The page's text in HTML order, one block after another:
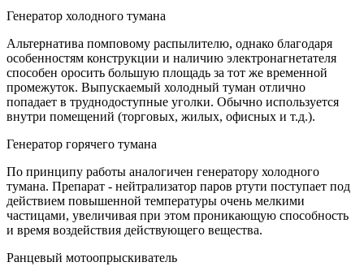
Генератор холодного тумана
Альтернатива помповому распылителю, однако благодаря
особенностям конструкции и наличию электронагнетателя
способен оросить большую площадь за тот же временной
промежуток. Выпускаемый холодный туман отлично
попадает в труднодоступные уголки. Обычно используется
внутри помещений (торговых, жилых, офисных и т.д.).
Генератор горячего тумана
По принципу работы аналогичен генератору холодного
тумана. Препарат - нейтрализатор паров ртути поступает под
действием повышенной температуры очень мелкими
частицами, увеличивая при этом проникающую способность
и время воздействия действующего вещества.
Ранцевый мотоопрыскиватель